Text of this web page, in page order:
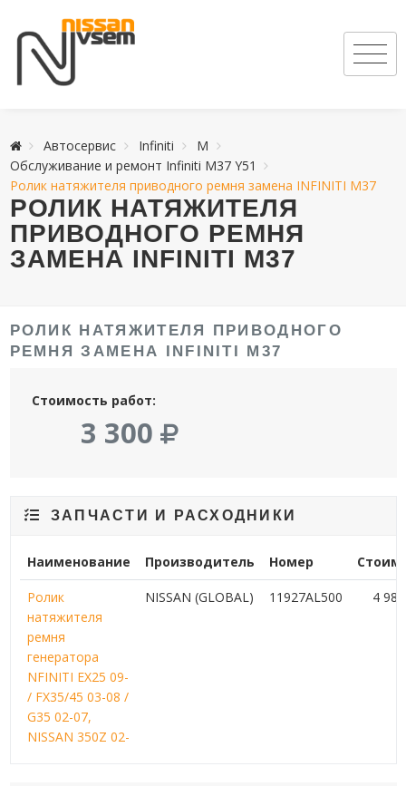
Автосервис Infiniti
M
Обслуживание и ремонт Infiniti M37 Y51
Ролик натяжителя приводного ремня замена INFINITI M37
РОЛИК НАТЯЖИТЕЛЯ
ПРИВОДНОГО РЕМНЯ
ЗАМЕНА INFINITI M37
РОЛИК НАТЯЖИТЕЛЯ ПРИВОДНОГО
РЕМНЯ ЗАМЕНА INFINITI M37
Стоимость работ:
3 300
ЗАПЧАСТИ И РАСХОДНИКИ
Наименование Производитель Номер
Ролик
натяжителя
ремня
генератора
NFINITI EX25 09-
/ FX35/45 03-08 /
G35 02-07,
NISSAN 350Z 02-
NISSAN (GLOBAL) 11927AL500 4